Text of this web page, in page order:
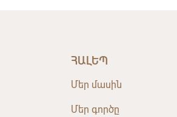
ՀԱԼԵՊ
Մեր մասին
Մեր գործը